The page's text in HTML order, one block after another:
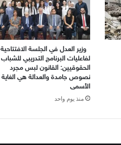
وزير العدل في الجلسة الافتتاحية
لفاعليات البرنامج التدريبي للشباب
الحقوقيين: القانون لبس مجرد
نصوص جامدة والعدالة هي الغاية
الأسمى
منذ يوم واحد